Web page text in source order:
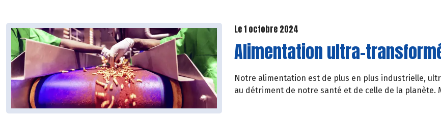
Le 1 octobre 2024
Alimentation ultra-
Notre alimentation est de plus en plus industrielle,
au détriment de notre santé et de celle de la planète.